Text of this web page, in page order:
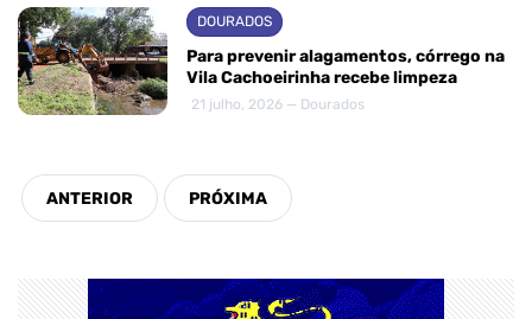
DOURADOS
Para prevenir alagamentos, córrego na
Vila Cachoeirinha recebe limpeza
21 julho, 2026 — Dourados